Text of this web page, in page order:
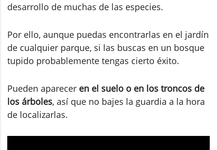
desarrollo de muchas de las especies.
Por ello, aunque puedas encontrarlas en el jardín
de cualquier parque, si las buscas en un bosque
tupido probablemente tengas cierto éxito.
Pueden aparecer en el suelo o en los troncos de
los árboles, así que no bajes la guardia a la hora
de localizarlas.